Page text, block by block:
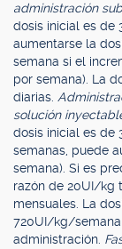
administración
dosis inicial es de
aumentarse la
semana si el
por semana). La
diarias.
solución
dosis inicial es de
semanas, puede
semana). Si es
razón de 20UI/kg
mensuales. La
720UI/kg/
administración.